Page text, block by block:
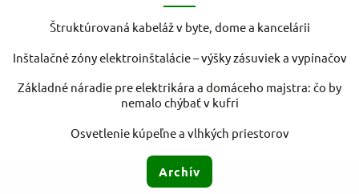
Štruktúrovaná kabeláž v byte, dome a kancelárii
Inštalačné zóny elektroinštalácie – výšky zásuviek a vypínačov
Základné náradie pre elektrikára a domáceho majstra: čo by
nemalo chýbať v kufri
Osvetlenie kúpeľne a vlhkých priestorov
Archív